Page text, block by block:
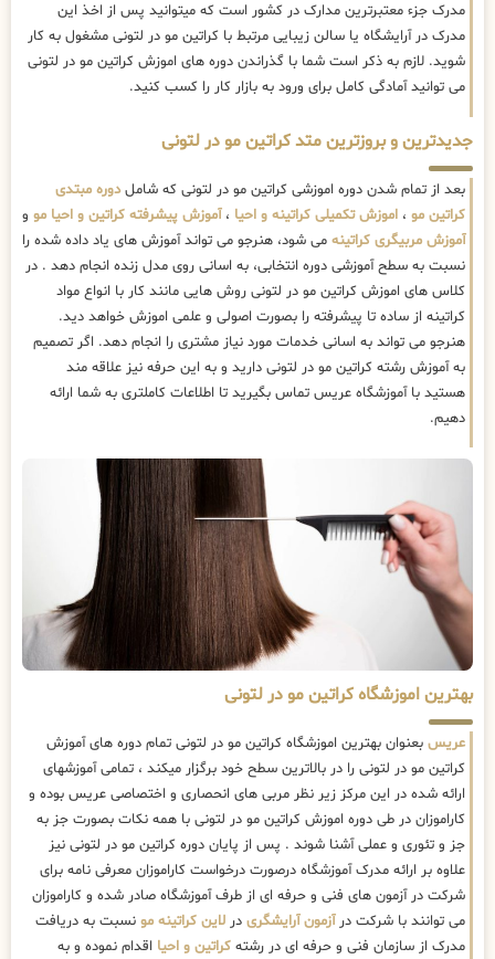
مدرک جزء معتبرترین مدارک در کشور است که میتوانید پس از اخذ این
مدرک در آرایشگاه یا سالن زیبایی مرتبط با کراتین مو در لتونی مشغول به کار
شوید. لازم به ذکر است شما با گذراندن دوره های اموزش کراتین مو در لتونی
می توانید آمادگی کامل برای ورود به بازار کار را کسب کنید.
جدیدترین و بروزترین متد کراتین مو در لتونی
بعد از تمام شدن دوره اموزشی کراتین مو در لتونی که شاملدوره مبتدی
کراتین مو ، اموزش تکمیلی کراتینه و احیا ،آموزش پیشرفته کراتین و احیا مو و
آموزش مربیگری کراتینه می شود، هنرجو می تواند آموزش های یاد داده شده را
نسبت به سطح آموزشی دوره انتخابی، به اسانی روی مدل زنده انجام دهد . در
کلاس های اموزش کراتین مو در لتونی روش هایی مانند کار با انواع مواد
کراتینه از ساده تا پیشرفته را بصورت اصولی و علمی اموزش خواهد دید.
هنرجو می تواند به اسانی خدمات مورد نیاز مشتری را انجام دهد. اگر تصمیم
به آموزش رشته کراتین مو در لتونی دارید و به این حرفه نیز علاقه مند
هستید با آموزشگاه عریس تماس بگیرید تا اطلاعات کاملتری به شما ارائه
دهیم.
بهترین اموزشگاه کراتین مو در لتونی
عریس بعنوان بهترین اموزشگاه کراتین مو در لتونی تمام دوره های آموزش
کراتین مو در لتونی را در بالاترین سطح خود برگزار میکند ، تمامی آموزشهای
ارائه شده در این مرکز زیر نظر مربی های انحصاری و اختصاصی عریس بوده و
کاراموزان در طی دوره اموزش کراتین مو در لتونی با همه نکات بصورت جز به
جز و تئوری و عملی آشنا شوند . پس از پایان دوره کراتین مو در لتونی نیز
علاوه بر ارائه مدرک آموزشگاه درصورت درخواست کاراموزان معرفی نامه برای
شرکت در آزمون های فنی و حرفه ای از طرف آموزشگاه صادر شده و کاراموزان
می توانند با شرکت درآزمون آرایشگری در لاین کراتینه مو نسبت به دریافت
مدرک از سازمان فنی و حرفه ای در رشته کراتین و احیا اقدام نموده و به